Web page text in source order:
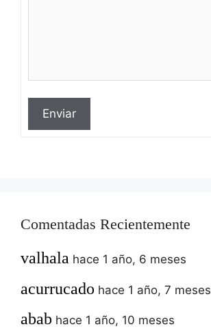
Enviar
Comentadas Recientemente
valhala hace 1 año, 6 meses
acurrucado hace 1 año, 7 meses
abab hace 1 año, 10 meses